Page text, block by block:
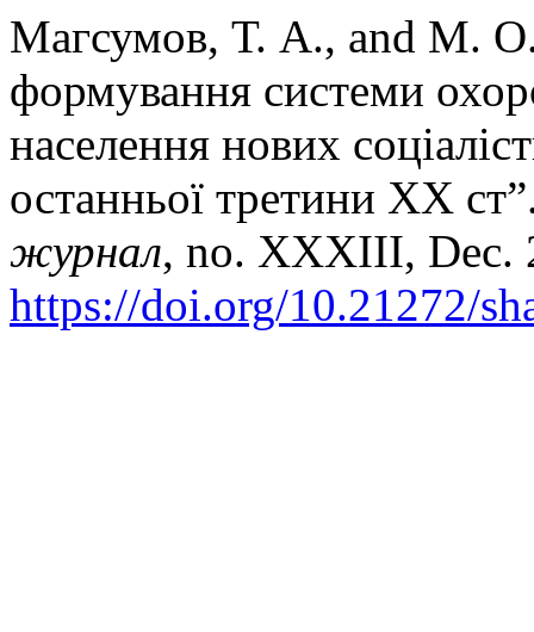
Магсумов, Т. А., and М. О.
формування системи
населення нових
останньої третини ХХ
журнал, no. XXXIII, Dec.
https://doi.org/10.21272/